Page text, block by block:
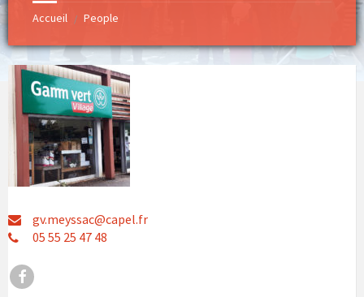
Accueil / People
gv.meyssac@capel.fr
05 55 25 47 48
Facebook